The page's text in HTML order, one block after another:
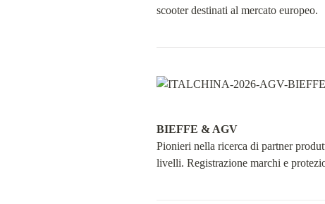
scooter destinati al mercato europeo.
BIEFFE & AGV
Pionieri nella ricerca di partner
livelli. Registrazione marchi e